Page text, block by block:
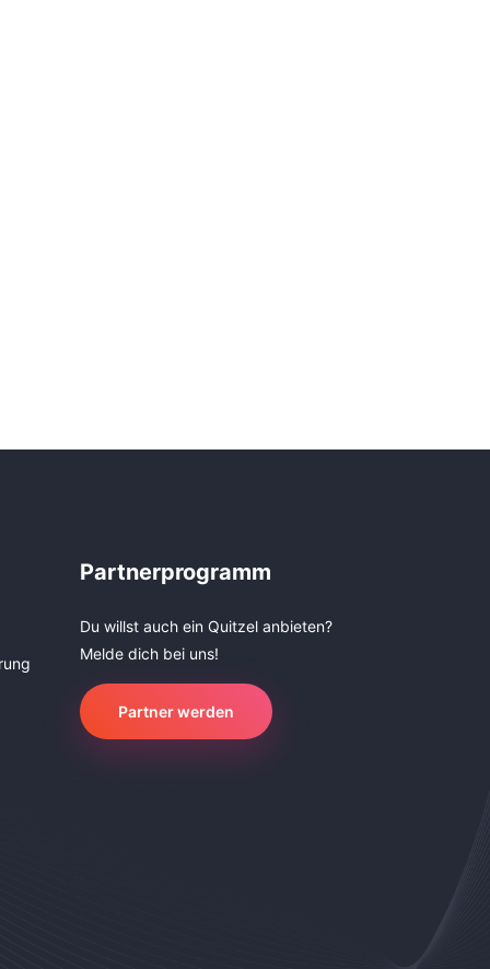
Partnerprogramm
Du willst auch ein Quitzel anbieten?
Melde dich bei uns!
Partner werden